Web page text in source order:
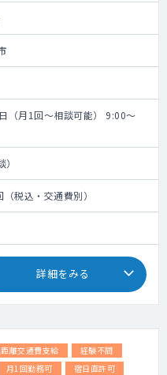
（月1回～相談可能） 9:00～
税込・交通費別）
詳細をみる
離交通費支給
経験不問
月1回勤務可 宿日直許可